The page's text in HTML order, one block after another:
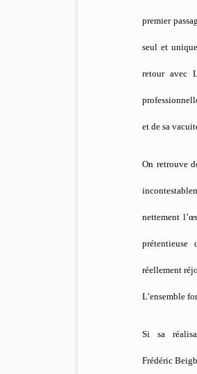
premier
seul et
retour avec
et de sa
On retrouve
nettement
prétentieuse
réellement
L’ensemble
Si sa
Frédéric